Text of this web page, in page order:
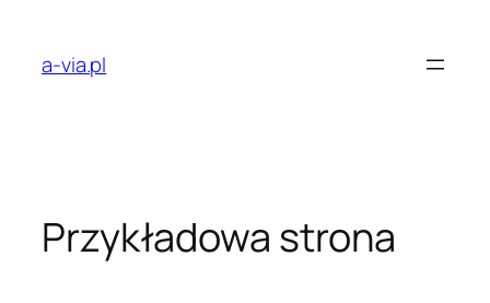
treścia-via.pl
Przykładowa strona